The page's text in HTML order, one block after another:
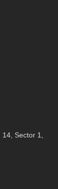
Sector 1,